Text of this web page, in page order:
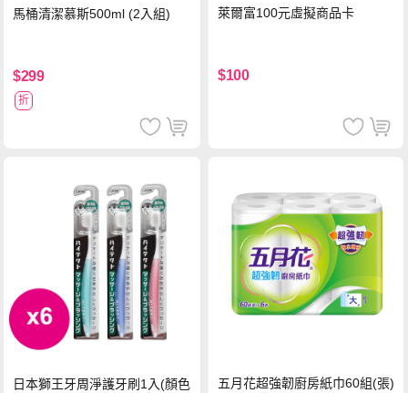
馬桶清潔慕斯500ml (2入組)
$299
折
萊爾富100元虛擬商品卡
$100
日本獅王牙周淨護牙刷1入(顏色
五月花超強韌廚房紙巾60組(張)